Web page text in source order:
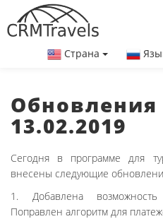
Страна
Обновления
13.02.2019
Сегодня в программе для
внесены следующие
1. Добавлена возможность
Поправлен алгоритм для